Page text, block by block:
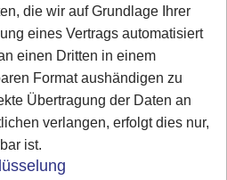
die wir auf Grundlage Ihrer
eines Vertrags automatisiert
einen Dritten in einem
Format aushändigen zu
Übertragung der Daten an
verlangen, erfolgt dies nur,
ist.